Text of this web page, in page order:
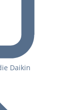
Daikin